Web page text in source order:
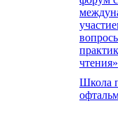
чтения»
Школа